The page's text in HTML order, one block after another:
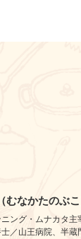
むなかたのぶこ
ング・ムナカタ主
／山王病院、半蔵